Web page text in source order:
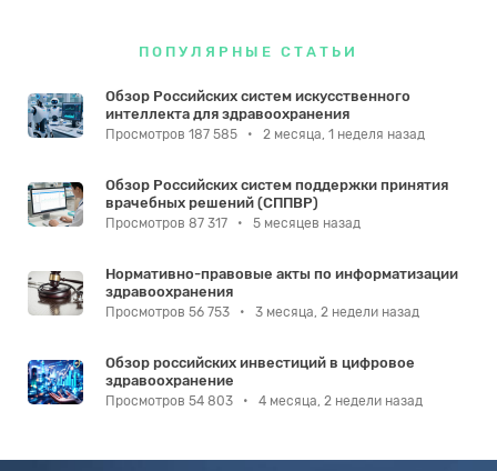
ПОПУЛЯРНЫЕ СТАТЬИ
Обзор Российских систем искусственного
интеллекта для здравоохранения
Просмотров 187 585 • 2 месяца, 1 неделя назад
Обзор Российских систем поддержки принятия
врачебных решений (СППВР)
Просмотров 87 317 • 5 месяцев назад
Нормативно-правовые акты по информатизации
здравоохранения
Просмотров 56 753 • 3 месяца, 2 недели назад
Обзор российских инвестиций в цифровое
здравоохранение
Просмотров 54 803 • 4 месяца, 2 недели назад